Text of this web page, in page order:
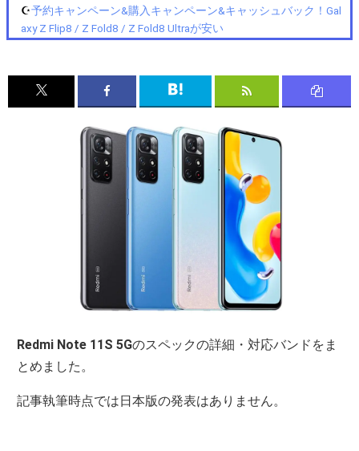
☪️予約キャンペーン&購入キャンペーン&キャッシュバック！Gal
axy Z Flip8 / Z Fold8 / Z Fold8 Ultraが安い
Redmi Note 11S 5Gのスペックの詳細・対応バンドをま
とめました。
記事執筆時点では日本版の発表はありません。